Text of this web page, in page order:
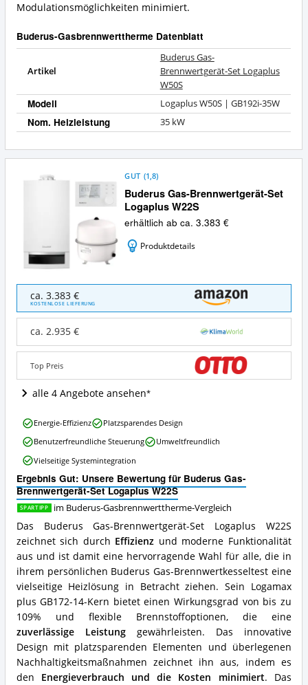
Modulationsmöglichkeiten minimiert.
Buderus-Gasbrennwerttherme Datenblatt
Artikel
Buderus Gas-
Brennwertgerät-Set Logaplus
W50S
Modell Logaplus W50S | GB192i-35W
Nom. Heizleistung 35 kW
Buderus Gas-Brennwertgerät-Set
Logaplus W22S
GUT (1,8)
erhältlich ab ca. 3.383 €
Produktdetails
Buderus
Gas-
Brennwertgerät-
Logaplus
W22S
Angebote:
Wo
ist
diese
Gasbrennwerttherme
erhältlich?
ca. 3.383 €
KOSTENLOSE LIEFERUNG
ca. 2.935 €
Top Preis
alle 4 Angebote ansehen
Ergebnis Gut: Unsere Bewertung für Buderus Gas-
Brennwertgerät-Set Logaplus W22S
SPARTIPP im Buderus-Gasbrennwerttherme-Vergleich
Das Buderus Gas-Brennwertgerät-Set Logaplus W22S
zeichnet sich durch Effizienz und moderne Funktionalität
aus und ist damit eine hervorragende Wahl für alle, die in
ihrem persönlichen Buderus Gas-Brennwertkesseltest eine
vielseitige Heizlösung in Betracht ziehen. Sein Logamax
plus GB172-14-Kern bietet einen Wirkungsgrad von bis zu
109% und flexible Brennstoffoptionen, die eine
zuverlässige Leistunggewährleisten. Das innovative
Design mit platzsparenden Elementen und überlegenen
Nachhaltigkeitsmaßnahmen zeichnet ihn aus, indem es
den Energieverbrauch und die Kosten minimiert. Das
Buderus
Gas-
Brennwertgerät-
Set
Logaplus
W22S
Vorteile:
Was
spricht
für
diese
Buderus-
Gasbrennwerttherme?
Energie-Effizienz
Platzsparendes Design
Benutzerfreundliche Steuerung
Umweltfreundlich
Vielseitige Systemintegration